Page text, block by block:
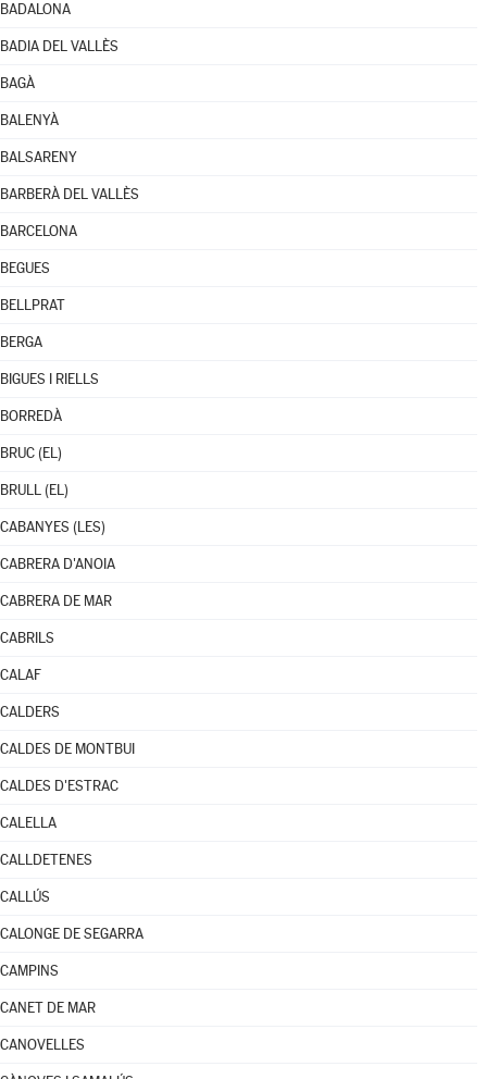
BADALONA
BADIA DEL VALLÈS
BAGÀ
BALENYÀ
BALSARENY
BARBERÀ DEL VALLÈS
BARCELONA
BEGUES
BELLPRAT
BERGA
BIGUES I RIELLS
BORREDÀ
BRUC (EL)
BRULL (EL)
CABANYES (LES)
CABRERA D'ANOIA
CABRERA DE MAR
CABRILS
CALAF
CALDERS
CALDES DE MONTBUI
CALDES D'ESTRAC
CALELLA
CALLDETENES
CALLÚS
CALONGE DE SEGARRA
CAMPINS
CANET DE MAR
CANOVELLES